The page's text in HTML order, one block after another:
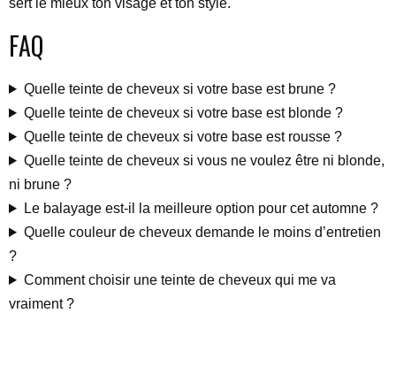
sert le mieux ton visage et ton style.
FAQ
Quelle teinte de cheveux si votre base est brune ?
Quelle teinte de cheveux si votre base est blonde ?
Quelle teinte de cheveux si votre base est rousse ?
Quelle teinte de cheveux si vous ne voulez être ni blonde,
ni brune ?
Le balayage est-il la meilleure option pour cet automne ?
Quelle couleur de cheveux demande le moins d’entretien
?
Comment choisir une teinte de cheveux qui me va
vraiment ?